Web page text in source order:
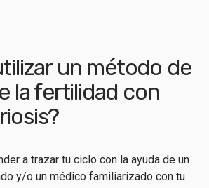
un método de
la fertilidad con
a trazar tu ciclo con la ayuda de un
y/o un médico familiarizado con tu